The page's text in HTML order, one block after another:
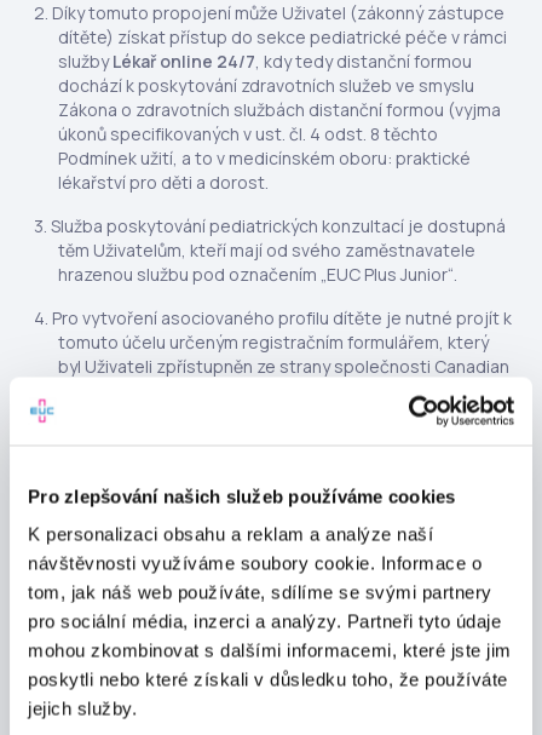
Pro zlepšování našich služeb používáme cookies
K personalizaci obsahu a reklam a analýze naší
návštěvnosti využíváme soubory cookie. Informace o
tom, jak náš web používáte, sdílíme se svými partnery
pro sociální média, inzerci a analýzy. Partneři tyto údaje
mohou zkombinovat s dalšími informacemi, které jste jim
poskytli nebo které získali v důsledku toho, že používáte
jejich služby.
Díky tomuto propojení může Uživatel (zákonný zástupce
dítěte) získat přístup do sekce pediatrické péče v rámci
službyLékař online 24/7, kdy tedy distanční formou
dochází k poskytování zdravotních služeb ve smyslu
Zákona o zdravotních službách distanční formou (vyjma
úkonů specifikovaných v ust. čl. 4 odst. 8 těchto
Podmínek užití, a to v medicínském oboru: praktické
lékařství pro děti a dorost.
Služba poskytování pediatrických konzultací je dostupná
těm Uživatelům, kteří mají od svého zaměstnavatele
hrazenou službu pod označením „EUC Plus Junior“.
Pro vytvoření asociovaného profilu dítěte je nutné projít k
tomuto účelu určeným registračním formulářem, který
byl Uživateli zpřístupněn ze strany společnosti Canadian
Medical s.r.o., IČ: 267 75 816, se sídlem Evropská 859/115,
Vokovice, 160 00 Praha 6, zapsána v obchodním rejstříku
zaměstnavatele.
V rámci registračního formuláře je Uživatel povinen
prokázat, že je zákonným zástupcem dítěte tak, že
přiloží elektronickou kopii rodného listu dítěte (ve smyslu
zákona č. 301/2000 Sb., o matrikách, jménu a příjmení, ve
znění pozdějších právních předpisů), kde je daný
Uživatel identifikován jako zákonný zástupce dítěte,
jehož účet chce vytvořit.
Po kladném vyřízení žádosti o registraci dítěte ze strany